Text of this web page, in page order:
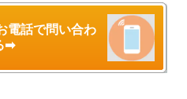
電話で問い合わ
➡